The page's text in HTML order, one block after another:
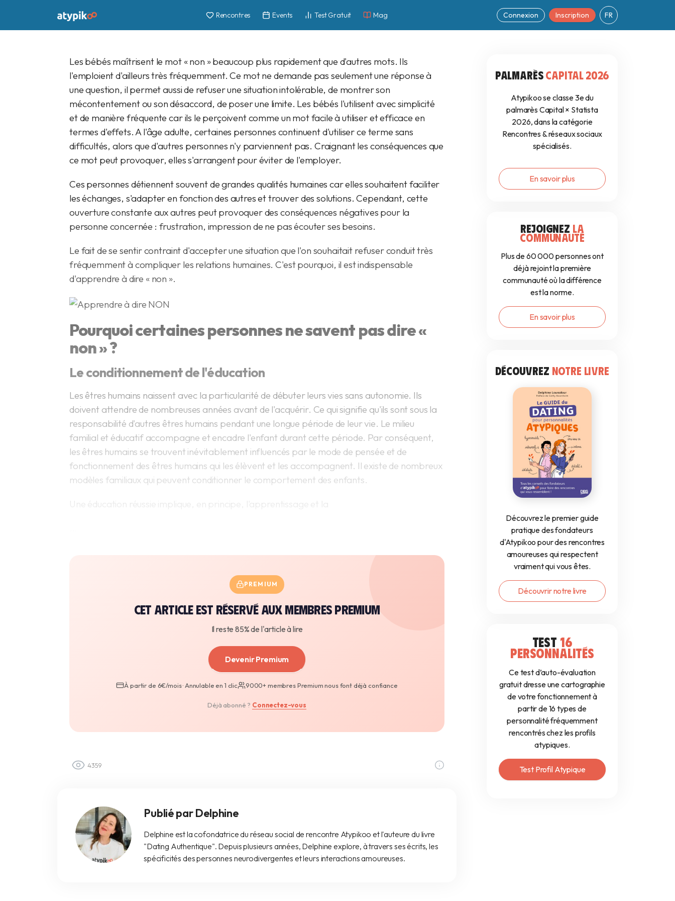
Connexion Inscription FR
Rencontres Events Test Gratuit Mag
PREMIUM
7
Delphine
Les bébés maîtrisent le mot « non » beaucoup plus rapidement que d'autres mots. Ils
l'emploient d'ailleurs très fréquemment. Ce mot ne demande pas seulement une réponse à
une question, il permet aussi de refuser une situation intolérable, de montrer son
mécontentement ou son désaccord, de poser une limite. Les bébés l'utilisent avec simplicité
et de manière fréquente car ils le perçoivent comme un mot facile à utiliser et efficace en
termes d'effets. A l'âge adulte, certaines personnes continuent d'utiliser ce terme sans
difficultés, alors que d'autres personnes n'y parviennent pas. Craignant les conséquences que
ce mot peut provoquer, elles s'arrangent pour éviter de l'employer.
Ces personnes détiennent souvent de grandes qualités humaines car elles souhaitent faciliter
les échanges, s'adapter en fonction des autres et trouver des solutions. Cependant, cette
ouverture constante aux autres peut provoquer des conséquences négatives pour la
personne concernée : frustration, impression de ne pas écouter ses besoins.
Le fait de se sentir contraint d'accepter une situation que l'on souhaitait refuser conduit très
fréquemment à compliquer les relations humaines. C'est pourquoi, il est indispensable
d'apprendre à dire « non ».
Pourquoi certaines personnes ne savent pas dire «
non » ?
Le conditionnement de l'éducation
Les êtres humains naissent avec la particularité de débuter leurs vies sans autonomie. Ils
doivent attendre de nombreuses années avant de l'acquérir. Ce qui signifie qu'ils sont sous la
responsabilité d'autres êtres humains pendant une longue période de leur vie. Le milieu
familial et éducatif accompagne et encadre l'enfant durant cette période. Par conséquent,
les êtres humains se trouvent inévitablement influencés par le mode de pensée et de
fonctionnement des êtres humains qui les élèvent et les accompagnent. Il existe de nombreux
modèles familiaux qui peuvent conditionner le comportement des enfants.
PREMIUM
Cet article est réservé aux membres premium
Il reste 85% de l'article à lire
Devenir Premium
À partir de 6€/mois · Annulable en 1 clic 9000+ membres Premium nous font déjà confiance
Déjà abonné ? Connectez-vous
4359
Publié par Delphine
Delphine est la cofondatrice du réseau social de rencontre Atypikoo et l'auteure du livre
"Dating Authentique". Depuis plusieurs années, Delphine explore, à travers ses écrits, les
spécificités des personnes neurodivergentes et leurs interactions amoureuses.
PALMARÈSCAPITAL 2026
Atypikoo se classe 3e du
palmarès Capital × Statista
2026, dans la catégorie
Rencontres & réseaux sociaux
spécialisés.
En savoir plus
REJOIGNEZ LA
COMMUNAUTÉ
Plus de 60 000 personnes ont
déjà rejoint la première
communauté où la différence
est la norme.
En savoir plus
DÉCOUVREZ NOTRE LIVRE
Découvrez le premier guide
pratique des fondateurs
d'Atypikoo pour des rencontres
amoureuses qui respectent
vraiment qui vous êtes.
Découvrir notre livre
TEST 16
PERSONNALITÉS
Ce test d’auto-évaluation
gratuit dresse une cartographie
de votre fonctionnement à
partir de 16 types de
personnalité fréquemment
rencontrés chez les profils
atypiques.
Test Profil Atypique